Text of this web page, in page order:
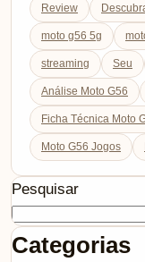
Review
moto g56 5g
streaming Seu
Análise Moto G56
Ficha Técnica Moto
Moto G56 Jogos
Pesquisar
Categorias